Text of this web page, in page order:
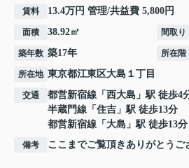
賃料 13.4万円 管理/共益費 5,800円
面積 38.92㎡ 間取り
築年数 築17年 所在階
所在地 東京都江東区大島 １丁目
交通 都営新宿線 「 西大島 」駅 徒歩4
半蔵門線 「 住吉 」駅 徒歩13分
都営新宿線 「 大島 」駅 徒歩13分
備考 ここまでご覧頂きありがとうご